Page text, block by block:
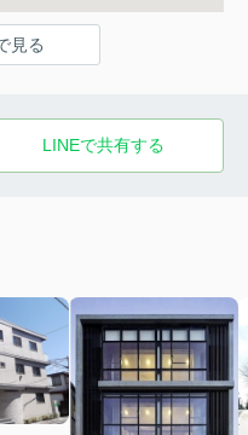
見る
LINEで共有する